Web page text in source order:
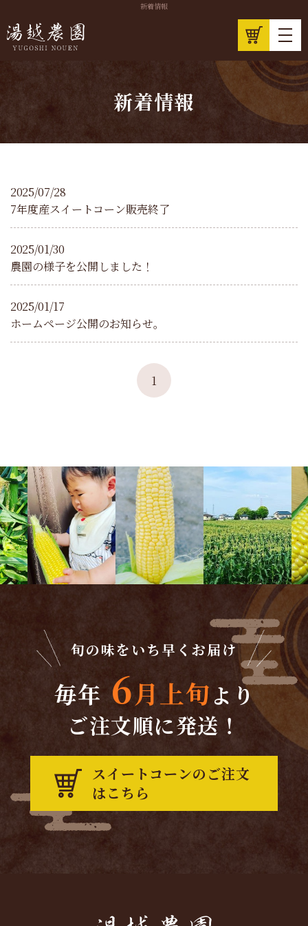
新着情報
新着情報
2025/07/28
7年度産スイートコーン販売終了
2025/01/30
農園の様子を公開しました！
2025/01/17
ホームページ公開のお知らせ。
1
旬の味をいち早くお届け
毎年 6月上旬より
ご注文順に発送！
スイートコーンのご注文
はこちら